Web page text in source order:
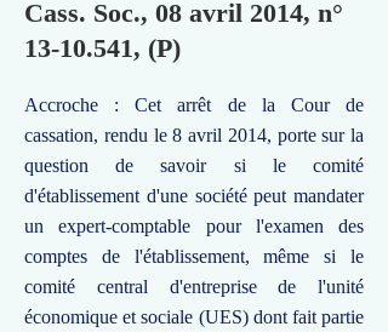
Cass. Soc., 08 avril 2014, n°
13-10.541, (P)
Accroche : Cet arrêt de la Cour de
cassation, rendu le 8 avril 2014, porte sur la
question de savoir si le comité
d'établissement d'une société peut mandater
un expert-comptable pour l'examen des
comptes de l'établissement, même si le
comité central d'entreprise de l'unité
économique et sociale (UES) dont fait partie